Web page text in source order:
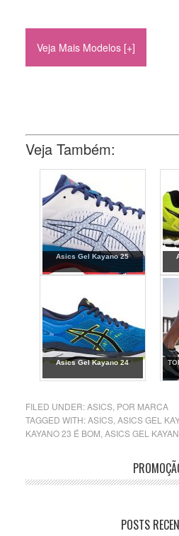
Veja Mais Modelos [+]
Veja Também:
Asics Gel Kayano 25
Asics Gel Kayano 24
FILED UNDER:ASICS, POR MARCA
TAGGED WITH:ASICS, ASICS GEL
KAYANO 23 É BOM ASICS GEL
POSTS